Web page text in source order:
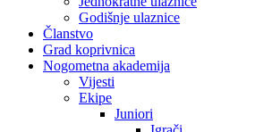
Godišnje ulaznice
Članstvo
Grad koprivnica
Nogometna akademija
Vijesti
Ekipe
Juniori